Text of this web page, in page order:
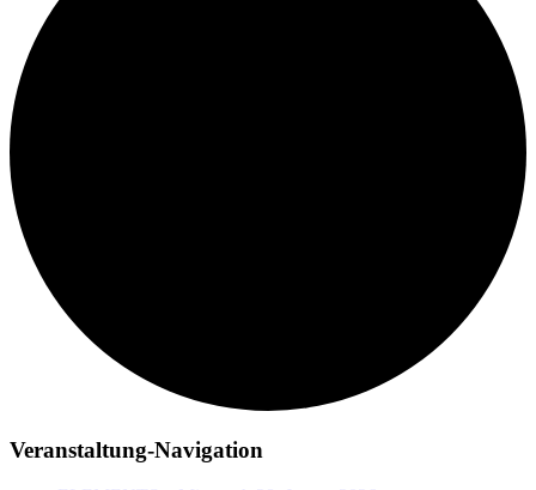
Veranstaltung-Navigation